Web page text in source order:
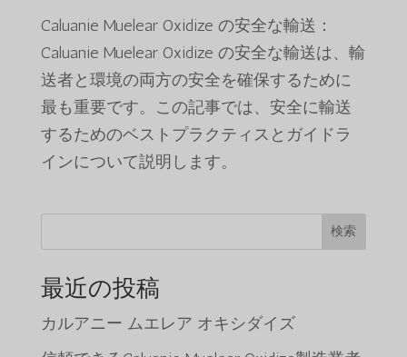
Caluanie Muelear Oxidize の安全な輸送：
Caluanie Muelear Oxidize の安全な輸送は、輸
送者と環境の両方の安全を確保するために
最も重要です。この記事では、安全に輸送
するためのベストプラクティスとガイドラ
インについて説明します。
検索
最近の投稿
カルアニー ムエレア オキシダイズ